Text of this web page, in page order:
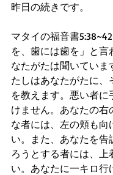
昨日の続きです。
マタイの福音書
を、歯には歯を」と言
なたがたは聞いていま
たしはあなたがたに、
を教えます。悪い者に
けません。あなたの右
な者には、左の頬も向
い。また、あなたを告
ろうとする者には、上
い。あなたに一キロ行